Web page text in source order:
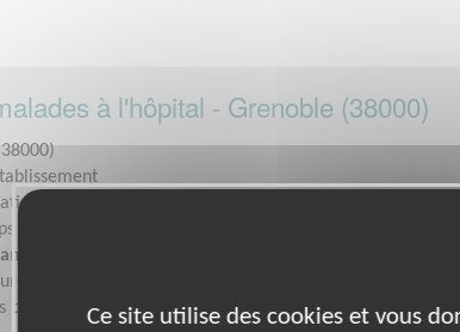
à l'hôpital - Grenoble (38000)
Claude Pompidou
:
l'après-midi, avec 1 an au moins d'engagement
prises en compte).Ce site utilise des cookies et vous